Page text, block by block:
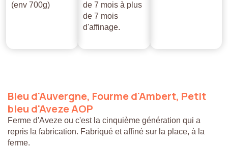
(env 700g)
de 7 mois à plus
de 7 mois
d'affinage.
Bleu d'Auvergne, Fourmed'Ambert, Petit
bleu d'AvezeAOP
Ferme d'Aveze ou c'est la cinquième génération qui a
repris la fabrication. Fabriqué et affiné sur la place, à la
ferme.